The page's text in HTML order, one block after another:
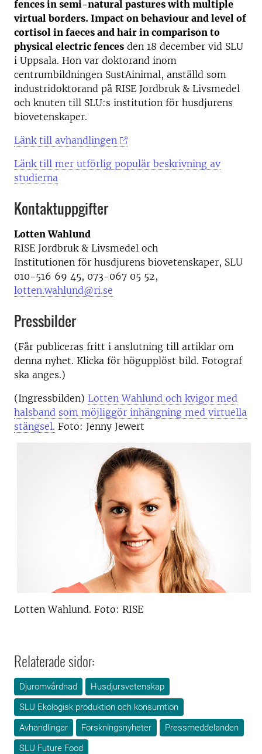
fences in semi-natural pastures with multiple
virtual borders. Impact on behaviour and level of
cortisol in faeces and hair in comparison to
physical electric fences den 18 december vid SLU
i Uppsala. Hon var doktorand inom
centrumbildningen SustAinimal, anställd som
industridoktorand på RISE Jordbruk & Livsmedel
och knuten till SLU:s institution för husdjurens
biovetenskaper.
Länk till avhandlingen
Länk till mer utförlig populär beskrivning av
studierna
Kontaktuppgifter
Lotten Wahlund
RISE Jordbruk & Livsmedel och
Institutionen för husdjurens biovetenskaper, SLU
010-516 69 45, 073-067 05 52,
lotten.wahlund@ri.se
Pressbilder
(Får publiceras fritt i anslutning till artiklar om
denna nyhet. Klicka för högupplöst bild. Fotograf
ska anges.)
(Ingressbilden) Lotten Wahlund och kvigor med
halsband som möjliggör inhängning med virtuella
stängsel. Foto: Jenny Jewert
Lotten Wahlund. Foto: RISE
Relaterade sidor:
Djuromvårdnad
Husdjursvetenskap
SLU Ekologisk produktion och konsumtion
Avhandlingar
Forskningsnyheter
Pressmeddelanden
SLU Future Food